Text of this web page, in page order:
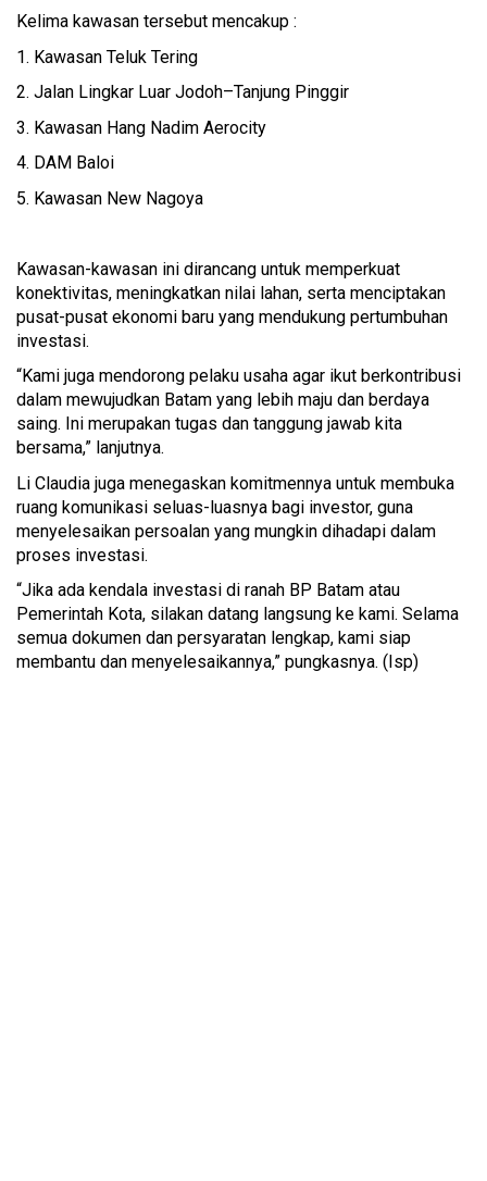
Kelima kawasan tersebut mencakup :
1. Kawasan Teluk Tering
2. Jalan Lingkar Luar Jodoh–Tanjung Pinggir
3. Kawasan Hang Nadim Aerocity
4. DAM Baloi
5. Kawasan New Nagoya
Kawasan-kawasan ini dirancang untuk memperkuat
konektivitas, meningkatkan nilai lahan, serta menciptakan
pusat-pusat ekonomi baru yang mendukung pertumbuhan
investasi.
“Kami juga mendorong pelaku usaha agar ikut berkontribusi
dalam mewujudkan Batam yang lebih maju dan berdaya
saing. Ini merupakan tugas dan tanggung jawab kita
bersama,” lanjutnya.
Li Claudia juga menegaskan komitmennya untuk membuka
ruang komunikasi seluas-luasnya bagi investor, guna
menyelesaikan persoalan yang mungkin dihadapi dalam
proses investasi.
“Jika ada kendala investasi di ranah BP Batam atau
Pemerintah Kota, silakan datang langsung ke kami. Selama
semua dokumen dan persyaratan lengkap, kami siap
membantu dan menyelesaikannya,” pungkasnya. (Isp)